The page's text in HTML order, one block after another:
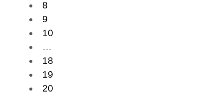
8
9
10
…
18
19
20